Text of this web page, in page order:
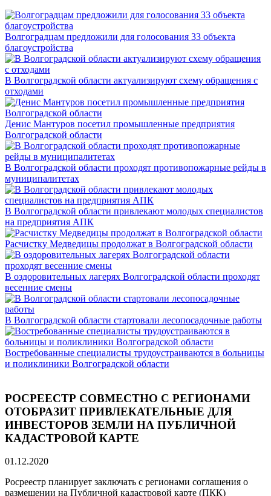
Волгоградцам предложили для голосования 33 объекта
благоустройства
В Волгоградской области актуализируют схему обращения с
отходами
Денис Мантуров посетил промышленные предприятия
Волгоградской области
В Волгоградской области проходят противопожарные рейды в
муниципалитетах
В Волгоградской области привлекают молодых специалистов
на предприятия АПК
Расчистку Медведицы продолжат в Волгоградской области
В оздоровительных лагерях Волгоградской области проходят
весенние смены
В Волгоградской области стартовали лесопосадочные работы
Востребованные специалисты трудоустраиваются в больницы
и поликлиники Волгоградской области
РОСРЕЕСТР СОВМЕСТНО С РЕГИОНАМИ
ОТОБРАЗИТ ПРИВЛЕКАТЕЛЬНЫЕ ДЛЯ
ИНВЕСТОРОВ ЗЕМЛИ НА ПУБЛИЧНОЙ
КАДАСТРОВОЙ КАРТЕ
01.12.2020
Росреестр планирует заключать с регионами соглашения о
размещении на Публичной кадастровой карте (ПКК)